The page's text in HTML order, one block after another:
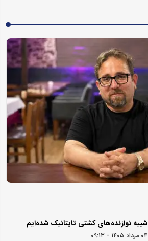
شبیه نوازنده‌های کشتی تایتانیک شده‌ایم
۰۴ مرداد ۱۴۰۵ - ۰۹:۱۳